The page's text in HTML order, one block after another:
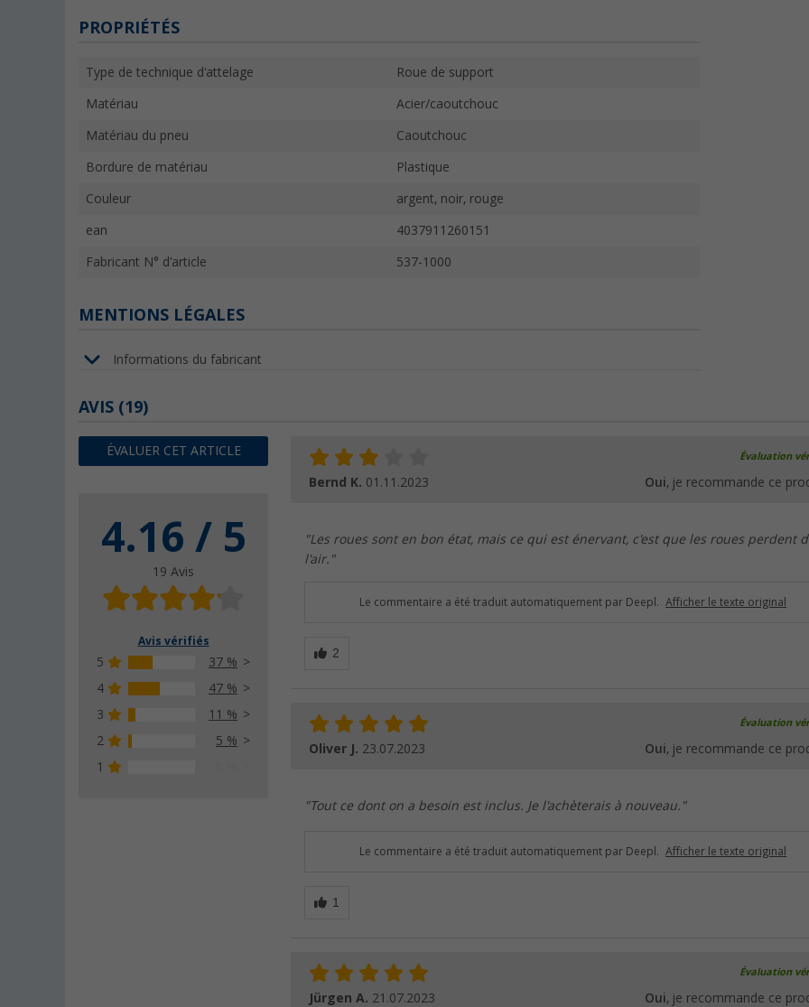
PROPRIÉTÉS
Type de technique d'attelage Roue de support
Matériau Acier/caoutchouc
Matériau du pneu Caoutchouc
Bordure de matériau Plastique
Couleur argent, noir, rouge
ean 4037911260151
Fabricant N° d'article 537-1000
MENTIONS LÉGALES
Informations du fabricant
AVIS (19)
ÉVALUER CET ARTICLE
4.16 / 5
19 Avis
Avis vérifiés
5
37 %
4
47 %
3
11 %
2
5 %
1
Évaluation
Bernd K. 01.11.2023 Oui, je recommande ce
"Les roues sont en bon état, mais ce qui est énervant, c'est que les roues perdent
l'air."
Le commentaire a été traduit automatiquement par Deepl. Afficher le texte original
Évaluation
Oliver J. 23.07.2023 Oui, je recommande ce
"Tout ce dont on a besoin est inclus. Je l'achèterais à nouveau."
Le commentaire a été traduit automatiquement par Deepl. Afficher le texte original
Évaluation
Jürgen A. 21.07.2023 Oui, je recommande ce